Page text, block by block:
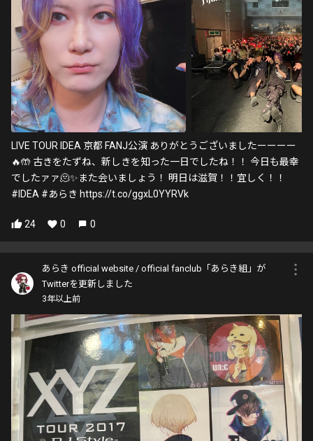
LIVE TOUR IDEA 京都 FANJ公演 ありがとうございましたーーーー
🔥🤲 古きをたずね、新しきを知った一日でしたね！！ 今日も最幸
でしたァァ🫠✨また会いましょう！ 明日は滋賀！！宜しく！！
#IDEA #あらき https://t.co/ggxL0YYRVk
24 0 0
あらき official website / official fanclub「あらき組」が
Twitterを更新しました
3年以上前